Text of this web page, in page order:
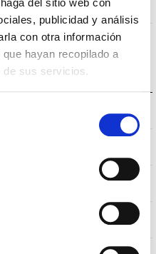
del sitio web con
publicidad y análisis
con otra información
hayan recopilado a
de sus servicios.
VA00L1M